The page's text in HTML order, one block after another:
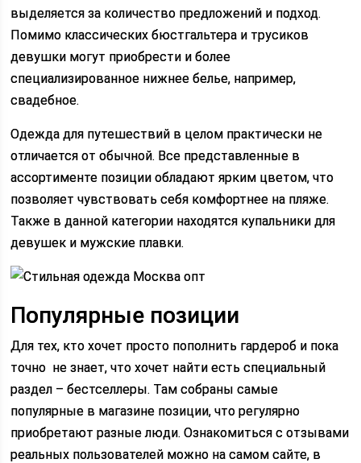
выделяется за количество предложений и подход.
Помимо классических бюстгальтера и трусиков
девушки могут приобрести и более
специализированное нижнее белье, например,
свадебное.
Одежда для путешествий в целом практически не
отличается от обычной. Все представленные в
ассортименте позиции обладают ярким цветом, что
позволяет чувствовать себя комфортнее на пляже.
Также в данной категории находятся купальники для
девушек и мужские плавки.
Популярные позиции
Для тех, кто хочет просто пополнить гардероб и пока
точно не знает, что хочет найти есть специальный
раздел – бестселлеры. Там собраны самые
популярные в магазине позиции, что регулярно
приобретают разные люди. Ознакомиться с отзывами
реальных пользователей можно на самом сайте, в